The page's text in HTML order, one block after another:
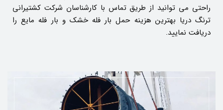
راحتی می توانید از طریق تماس با کارشناسان شرکت کشتیرانی
ترنگ دریا بهترین هزینه حمل بار فله خشک و بار فله مایع را
دریافت نمایید.